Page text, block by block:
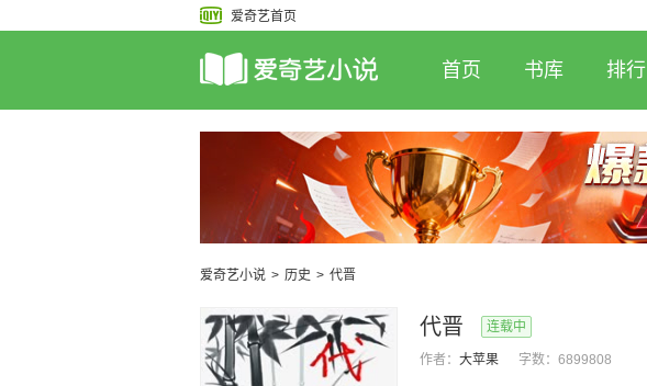
爱奇艺首页
首页 书库 排行
爱奇艺小说 > 历史 > 代晋
代晋 连载中
作者： 大苹果 字数： 6899808